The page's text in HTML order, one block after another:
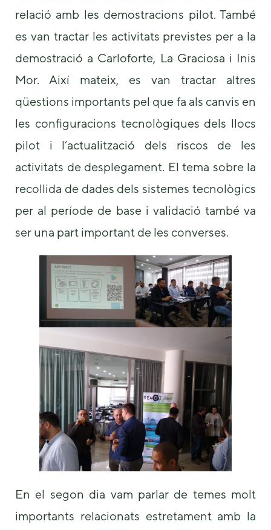
relació amb les demostracions pilot. També
es van tractar les activitats previstes per a la
demostració a Carloforte, La Graciosa i Inis
Mor. Així mateix, es van tractar altres
qüestions importants pel que fa als canvis en
les configuracions tecnològiques dels llocs
pilot i l’actualització dels riscos de les
activitats de desplegament. El tema sobre la
recollida de dades dels sistemes tecnològics
per al període de base i validació també va
ser una part important de les converses.
En el segon dia vam parlar de temes molt
importants relacionats estretament amb la
Statistics
In order for
us to
improve the
website's
and
based on
how the
website is
used.
Experience
In order for
our website
as well as
during your
visit. If you
refuse these
cookies,
some
functionality
will
from the
website.
Marketing
By sharing
your
interests and
behavior as
you visit our
increase the
seeing